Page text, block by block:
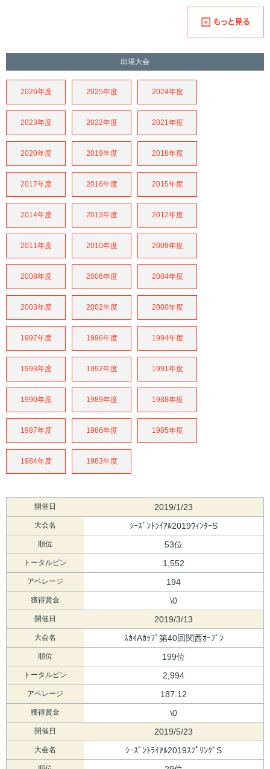
出場大会
2026年度 2025年度 2024年度
2023年度 2022年度 2021年度
2020年度 2019年度 2018年度
2017年度 2016年度 2015年度
2014年度 2013年度 2012年度
2011年度 2010年度 2009年度
2008年度 2006年度 2004年度
2003年度 2002年度 2000年度
1997年度 1996年度 1994年度
1993年度 1992年度 1991年度
1990年度 1989年度 1988年度
1987年度 1986年度 1985年度
1984年度 1983年度
開催日 2019/1/23
大会名 ｼｰｽﾞﾝﾄﾗｲｱﾙ2019ｳｨﾝﾀｰS
順位 53位
トータルピン 1,552
アベレージ 194
獲得賞金 \0
開催日 2019/3/13
大会名 ｽｶｲAｶｯﾌﾟ第40回関西ｵｰﾌﾟﾝ
順位 199位
トータルピン 2,994
アベレージ 187.12
獲得賞金 \0
開催日 2019/5/23
大会名 ｼｰｽﾞﾝﾄﾗｲｱﾙ2019ｽﾌﾟﾘﾝｸﾞS